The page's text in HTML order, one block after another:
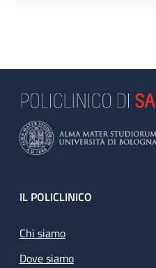
Footer
IL POLICLINICO
Chi siamo
Dove siamo